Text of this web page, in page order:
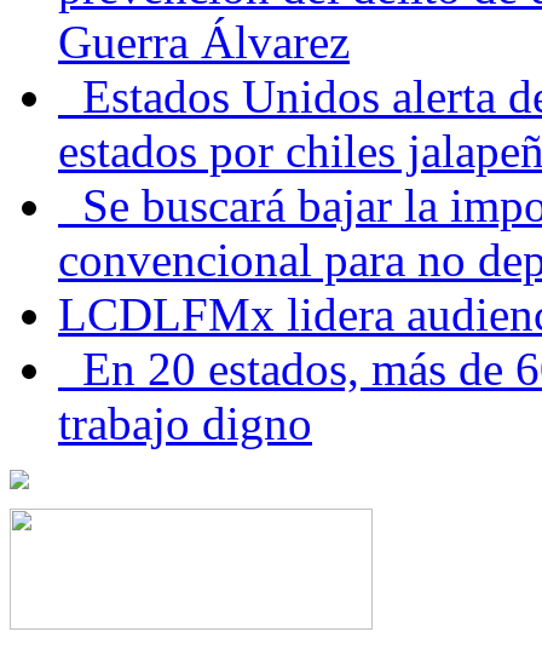
Guerra Álvarez
Estados Unidos alerta
estados por chiles
Se buscará bajar la
convencional para no
LCDLFMx lidera
En 20 estados, más de
trabajo digno